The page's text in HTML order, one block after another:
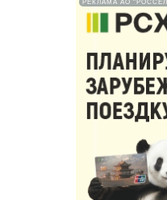
РЕКЛАМА АО